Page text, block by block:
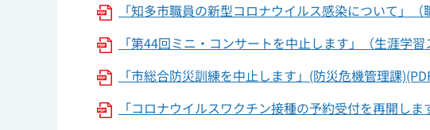
「知多市職員の新型コロナウイルス感染について」
「第44回ミニ・コンサートを中止します」（生涯学
「市総合防災訓練を中止します」(防災危機管理課
「コロナウイルスワクチン接種の予約受付を再開し